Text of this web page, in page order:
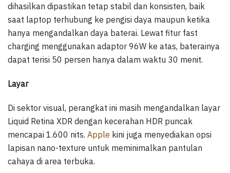
dihasilkan dipastikan tetap stabil dan konsisten, baik
saat laptop terhubung ke pengisi daya maupun ketika
hanya mengandalkan daya baterai. Lewat fitur fast
charging menggunakan adaptor 96W ke atas, baterainya
dapat terisi 50 persen hanya dalam waktu 30 menit.
Layar
Di sektor visual, perangkat ini masih mengandalkan layar
Liquid Retina XDR dengan kecerahan HDR puncak
mencapai 1.600 nits. Apple kini juga menyediakan opsi
lapisan nano-texture untuk meminimalkan pantulan
cahaya di area terbuka.